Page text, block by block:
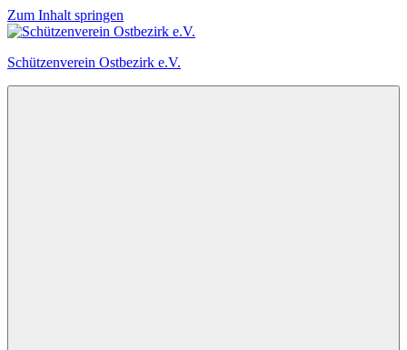
Zum Inhalt springen
Schützenverein Ostbezirk e.V.